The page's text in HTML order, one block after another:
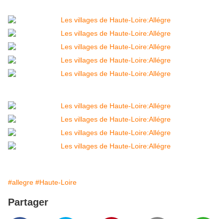
#allegre #Haute-Loire
Partager